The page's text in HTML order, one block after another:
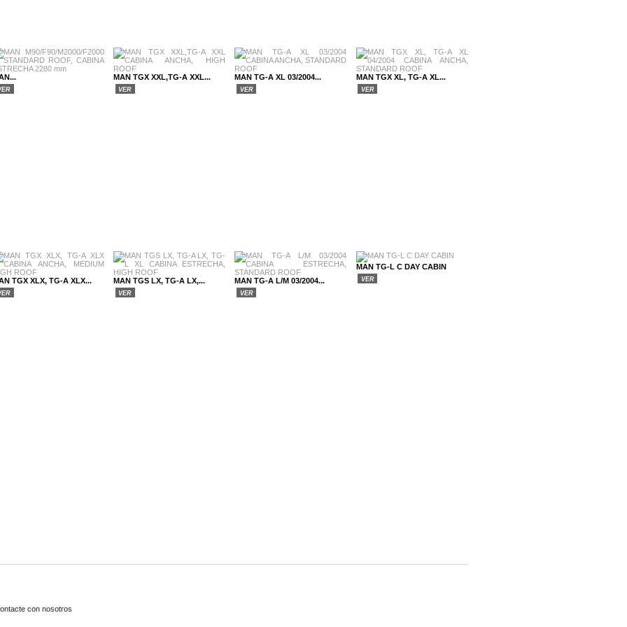
MAN TGX XXL,TG-A XXL...
VER
MAN TG-A XL 03/2004...
VER
MAN TGX XL, TG-A XL...
VER
TGX XLX, TG-A XLX... MAN TGS LX, TG-A LX,...
VER
MAN TG-A L/M 03/2004...
VER
MAN TG-L C DAY CABIN
VER
con nosotros